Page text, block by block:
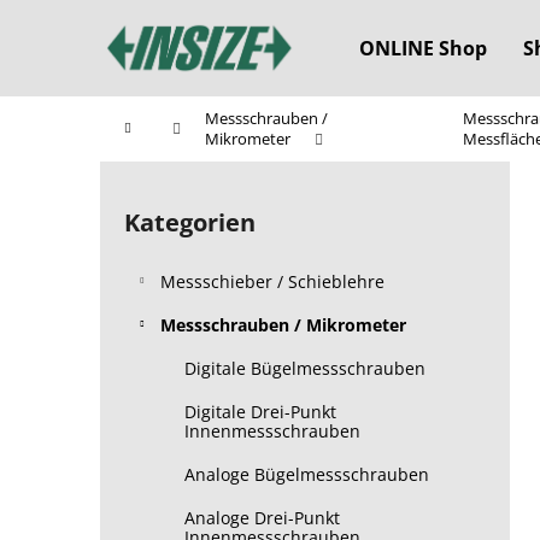
ONLINE Shop
StartseiteMessschrauben /
Mikrometer
S
Kategorien
überspringen
Kategorien
Messschieber / Schieblehre
Messschrauben / Mikrometer
Digitale Bügelmessschrauben
Digitale Drei-Punkt
Innenmessschrauben
Analoge Bügelmessschrauben
Analoge Drei-Punkt
e
Zurück
zum
Einkaufen
Zurück
zum
Einkaufen